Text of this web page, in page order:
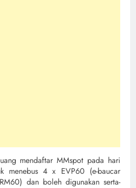
mendaftar MMspot pada hari
menebus 4 x EVP60 (e-baucar
dan boleh digunakan serta-